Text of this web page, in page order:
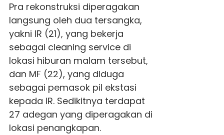
Pra rekonstruksi diperagakan
langsung oleh dua tersangka,
yakni IR (21), yang bekerja
sebagai cleaning service di
lokasi hiburan malam tersebut,
dan MF (22), yang diduga
sebagai pemasok pil ekstasi
kepada IR. Sedikitnya terdapat
27 adegan yang diperagakan di
lokasi penangkapan.